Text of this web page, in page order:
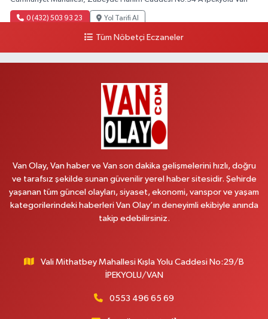
0 (432) 503 93 23 Yol Tarifi Al
Vanyolu Mahallesi, Kara Yusuf Bey Bulvarı No:102 F Erciş Van
Yol Tarifi Al
Cumhuriyet Mahallesi, Konak Sokak No:6 Gürpınar Van
Yol Tarifi Al
Yiğit Eczanesi
Hatuniye Mahallesi, Asmin Sokak No:3 A İpekyolu Van
0 (432) 217 11 10
Süphan Mahallesi, İpekyolu Caddesi No:283 G Edremit Van
Yol Tarifi Al
Tüm Nöbetçi Eczaneler
Van Olay, Van haber ve Van son dakika gelişmelerini hızlı, doğru
ve tarafsız şekilde sunan güvenilir yerel haber sitesidir. Şehirde
yaşanan tüm güncel olayları, siyaset, ekonomi, vanspor ve yaşam
kategorilerindeki haberleri Van Olay’ın deneyimli ekibiyle anında
takip edebilirsiniz.
Vali Mithatbey Mahallesi Kışla Yolu Caddesi No:29/B
İPEKYOLU/VAN
0553 496 65 69